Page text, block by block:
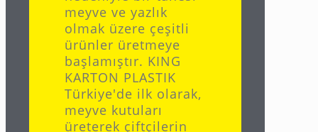
meyve ve yazlık
olmak üzere çeşitli
ürünler üretmeye
başlamıştır. KING
KARTON PLASTIK
Türkiye'de ilk olarak,
meyve kutuları
üreterek çiftçilerin